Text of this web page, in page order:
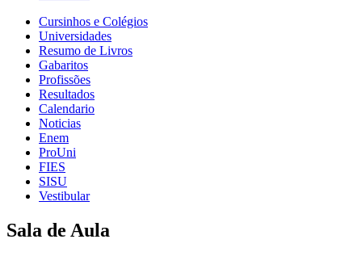
Cursinhos e Colégios
Universidades
Resumo de Livros
Gabaritos
Profissões
Resultados
Calendario
Noticias
Enem
ProUni
FIES
SISU
Vestibular
Sala de Aula